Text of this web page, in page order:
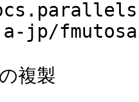
jp/
複製